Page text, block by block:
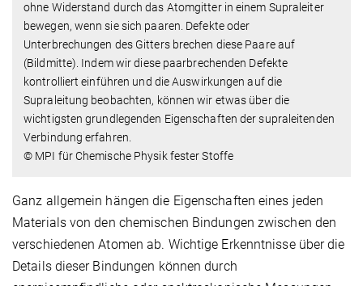
ohne Widerstand durch das Atomgitter in einem Supraleiter
bewegen, wenn sie sich paaren. Defekte oder
Unterbrechungen des Gitters brechen diese Paare auf
(Bildmitte). Indem wir diese paarbrechenden Defekte
kontrolliert einführen und die Auswirkungen auf die
Supraleitung beobachten, können wir etwas über die
wichtigsten grundlegenden Eigenschaften der supraleitenden
Verbindung erfahren.
© MPI für Chemische Physik fester Stoffe
Ganz allgemein hängen die Eigenschaften eines jeden
Materials von den chemischen Bindungen zwischen den
verschiedenen Atomen ab. Wichtige Erkenntnisse über die
Details dieser Bindungen können durch